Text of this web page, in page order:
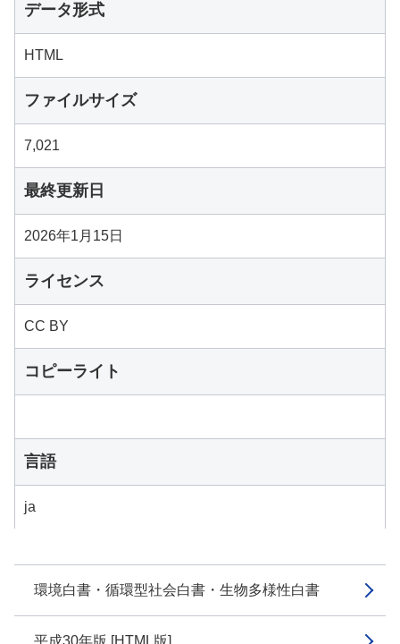
環境白書・循環型社会白書・生物多様性白書
平成30年版 [HTML版]
データ形式
HTML
ファイルサイズ
7,021
最終更新日
2026年1月15日
ライセンス
CC BY
コピーライト
言語
ja